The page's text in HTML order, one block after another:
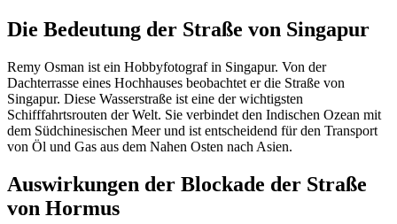
Die Bedeutung der Straße von Singapur
Remy Osman ist ein Hobbyfotograf in Singapur. Von der
Dachterrasse eines Hochhauses beobachtet er die Straße von
Singapur. Diese Wasserstraße ist eine der wichtigsten
Schifffahrtsrouten der Welt. Sie verbindet den Indischen Ozean mit
dem Südchinesischen Meer und ist entscheidend für den Transport
von Öl und Gas aus dem Nahen Osten nach Asien.
Auswirkungen der Blockade der Straße
von Hormus